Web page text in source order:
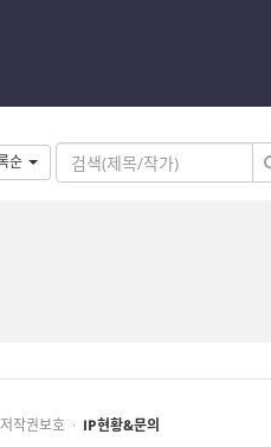
순
저작권보호 · IP현황&문의